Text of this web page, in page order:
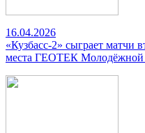
16.04.2026
«Кузбасс-2» сыграет матчи
места ГЕОТЕК Молодёжной